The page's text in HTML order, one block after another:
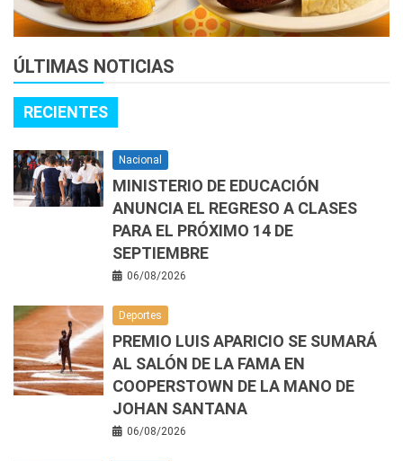
ÚLTIMAS NOTICIAS
RECIENTES
Nacional
MINISTERIO DE EDUCACIÓN
ANUNCIA EL REGRESO A CLASES
PARA EL PRÓXIMO 14 DE
SEPTIEMBRE
06/08/2026
Deportes
PREMIO LUIS APARICIO SE SUMARÁ
AL SALÓN DE LA FAMA EN
COOPERSTOWN DE LA MANO DE
JOHAN SANTANA
06/08/2026